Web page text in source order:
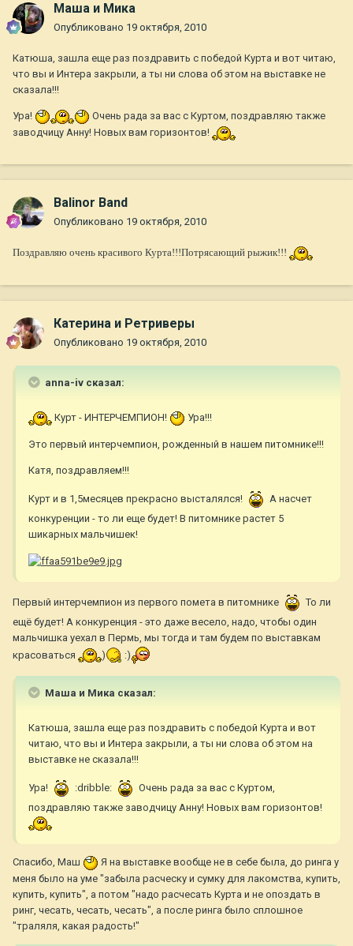
Маша и Мика
Опубликовано 19 октября, 2010
Катюша, зашла еще раз поздравить с победой Курта и вот читаю,
что вы и Интера закрыли, а ты ни слова об этом на выставке не
сказала!!!
Ура!
Очень рада за вас с Куртом, поздравляю также
заводчицу Анну! Новых вам горизонтов!
Balinor Band
Опубликовано 19 октября, 2010
Поздравляю очень красивого Курта!!!Потрясающий рыжик!!!
Катерина и Ретриверы
Опубликовано 19 октября, 2010
anna-iv сказал:
Курт - ИНТЕРЧЕМПИОН! Ура!!!
Это первый интерчемпион, рожденный в нашем питомнике!!!
Катя, поздравляем!!!
Курт и в 1,5месяцев прекрасно высталялся!
А насчет
конкуренции - то ли еще будет! В питомнике растет 5
шикарных мальчишек!
Первый интерчемпион из первого помета в питомнике
То ли
ещё будет! А конкуренция - это даже весело, надо, чтобы один
мальчишка уехал в Пермь, мы тогда и там будем по выставкам
красоваться
) :)
Маша и Мика сказал:
Катюша, зашла еще раз поздравить с победой Курта и вот
читаю, что вы и Интера закрыли, а ты ни слова об этом на
выставке не сказала!!!
Ура! :dribble:
Очень рада за вас с Куртом,
поздравляю также заводчицу Анну! Новых вам горизонтов!
Спасибо, Маш
Я на выставке вообще не в себе была, до ринга у
меня было на уме "забыла расческу и сумку для лакомства, купить,
купить, купить", а потом "надо расчесать Курта и не опоздать в
ринг, чесать, чесать, чесать", а после ринга было сплошное
"траляля, какая радость!"